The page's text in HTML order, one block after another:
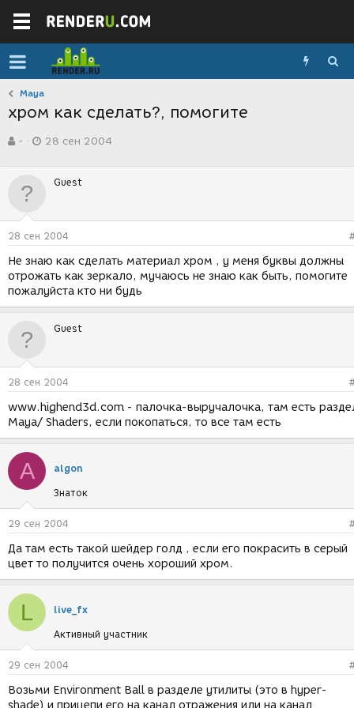
Maya
хром как сделать?, помогите
в
р
м
-
а
д
н
и
я
28 сен 2004
Guest
28 сен 2004
Не знаю как сделать материал хром , у меня буквы должны
отрожать как зеркало, мучаюсь не знаю как быть, помогите
пожалуйста кто ни будь
Guest
28 сен 2004
www.highend3d.com - палочка-выручалочка, там есть
Maya/ Shaders, если покопаться, то все там есть
A algon
Знаток
29 сен 2004
Да там есть такой шейдер голд , если его покрасить в серый
цвет то получится очень хороший хром.
L live_fx
Активный участник
29 сен 2004
Возьми Environment Ball в разделе утилиты (это в hyper-
shade) и прицепи его на канал отражения или на канал